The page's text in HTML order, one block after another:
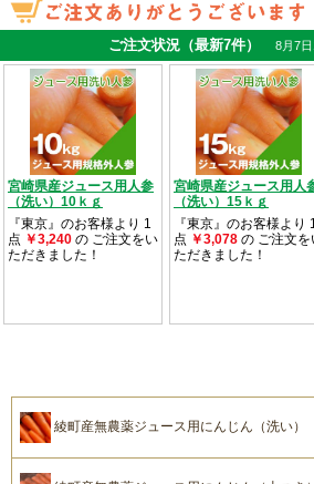
綾町産無農薬ジュース用にんじん（洗い）